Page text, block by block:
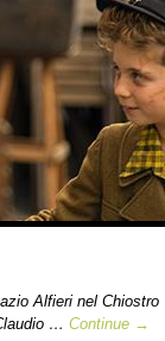
Alfieri nel Chiostro
… Continue →